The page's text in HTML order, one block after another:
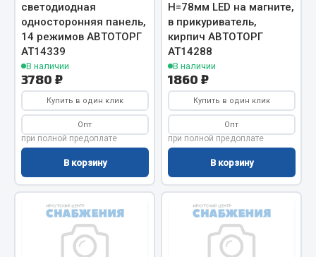
Тормозная система
Показать ещё
Весь раздел
Запчасти HOWO
Тормозная система
Двигатель
Подвеска
Система питания
Система выпуска газа
Система охлаждения
светодиодная
односторонняя панель,
14 режимов АВТОТОРГ
АТ14339
В наличии
3780 ₽
Купить в один клик
Опт
при полной предоплате
В корзину
H=78мм LED на магните,
в прикуриватель,
кирпич АВТОТОРГ
АТ14288
В наличии
1860 ₽
Купить в один клик
Опт
при полной предоплате
В корзину